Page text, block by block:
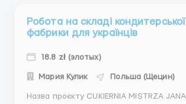
Робота на складі кондитерської
фабрики для українців
18.8 zł (злотых)
Мария Кулик Польша (Щецин)
Назва проєкту CUKIERNIA MISTRZA JANA Локація: